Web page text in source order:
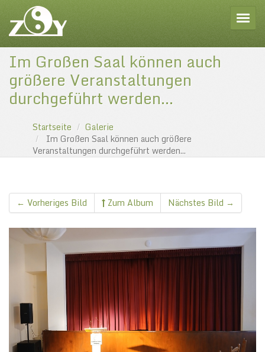
Im Großen Saal können auch
größere Veranstaltungen
durchgeführt werden...
Startseite
Galerie
Im Großen Saal können auch größere
Veranstaltungen durchgeführt werden...
← Vorheriges Bild Zum Album Nächstes Bild →